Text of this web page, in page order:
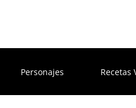
Personajes Recetas